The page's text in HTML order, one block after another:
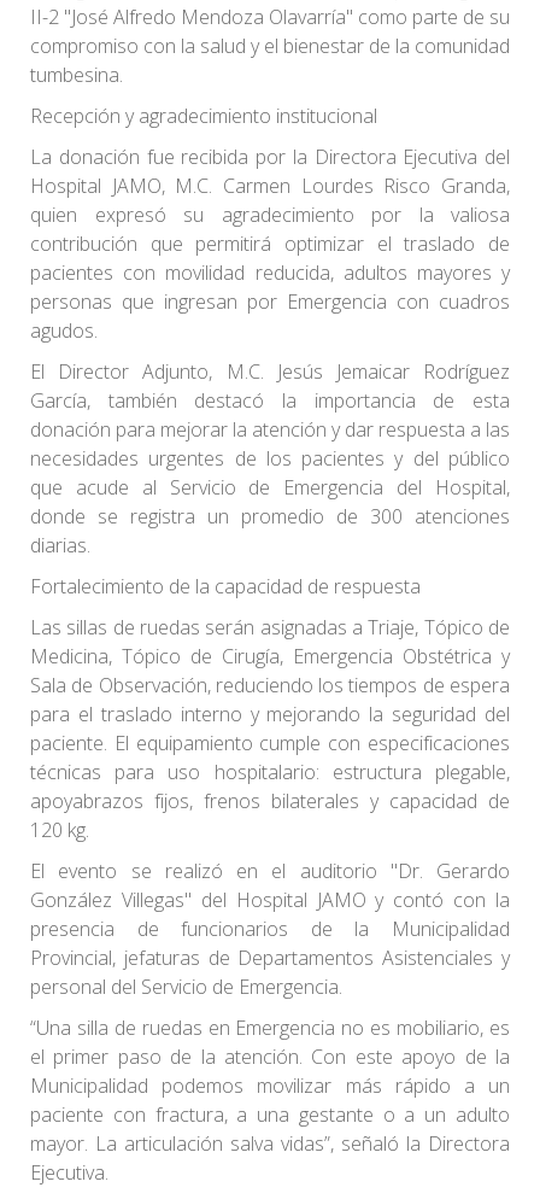
II-2 "José Alfredo Mendoza Olavarría" como parte de su
compromiso con la salud y el bienestar de la comunidad
tumbesina.
Recepción y agradecimiento institucional
La donación fue recibida por la Directora Ejecutiva del
Hospital JAMO, M.C. Carmen Lourdes Risco Granda,
quien expresó su agradecimiento por la valiosa
contribución que permitirá optimizar el traslado de
pacientes con movilidad reducida, adultos mayores y
personas que ingresan por Emergencia con cuadros
agudos.
El Director Adjunto, M.C. Jesús Jemaicar Rodríguez
García, también destacó la importancia de esta
donación para mejorar la atención y dar respuesta a las
necesidades urgentes de los pacientes y del público
que acude al Servicio de Emergencia del Hospital,
donde se registra un promedio de 300 atenciones
diarias.
Fortalecimiento de la capacidad de respuesta
Las sillas de ruedas serán asignadas a Triaje, Tópico de
Medicina, Tópico de Cirugía, Emergencia Obstétrica y
Sala de Observación, reduciendo los tiempos de espera
para el traslado interno y mejorando la seguridad del
paciente. El equipamiento cumple con especificaciones
técnicas para uso hospitalario: estructura plegable,
apoyabrazos fijos, frenos bilaterales y capacidad de
120 kg.
El evento se realizó en el auditorio "Dr. Gerardo
González Villegas" del Hospital JAMO y contó con la
presencia de funcionarios de la Municipalidad
Provincial, jefaturas de Departamentos Asistenciales y
personal del Servicio de Emergencia.
“Una silla de ruedas en Emergencia no es mobiliario, es
el primer paso de la atención. Con este apoyo de la
Municipalidad podemos movilizar más rápido a un
paciente con fractura, a una gestante o a un adulto
mayor. La articulación salva vidas”, señaló la Directora
Ejecutiva.